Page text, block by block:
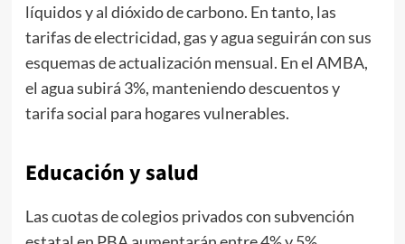
líquidos y al dióxido de carbono. En tanto, las
tarifas de electricidad, gas y agua seguirán con sus
esquemas de actualización mensual. En el AMBA,
el agua subirá 3%, manteniendo descuentos y
tarifa social para hogares vulnerables.
Educación y salud
Las cuotas de colegios privados con subvención